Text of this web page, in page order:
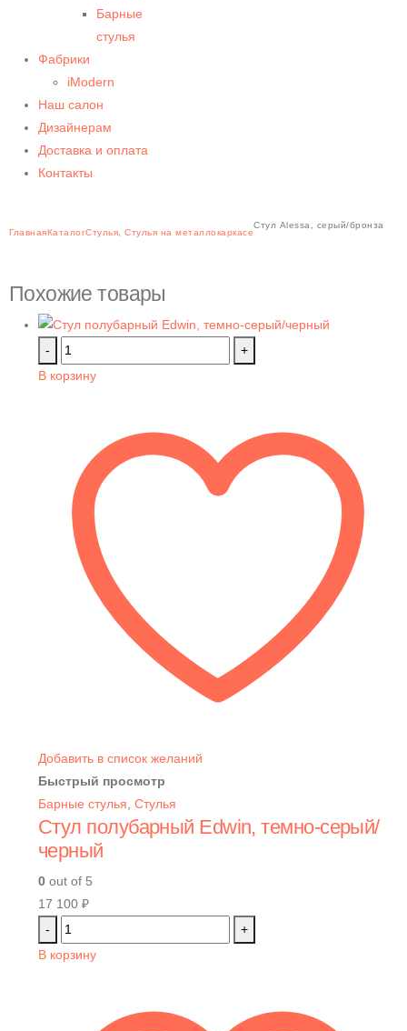
Барные
стулья
Фабрики
iModern
Наш салон
Дизайнерам
Доставка и оплата
Контакты
ГлавнаяКаталогСтулья ,Стулья на металлокаркасе
Стул Alessa, серый/бронза
Похожие товары
-
+
В корзину
Добавить в список желаний
Быстрый просмотр
Барные стулья, Стулья
Стул полубарный Edwin, темно-серый/
черный
0 out of 5
17 100 ₽
-
+
В корзину